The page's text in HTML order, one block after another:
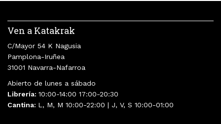
Ven a Katakrak
C/Mayor 54 K Nagusia
Pamplona-Iruñea
31001 Navarra-Nafarroa
Abierto de lunes a sábado
Librería: 10:00-14:00 17:00-20:30
Cantina: L, M, M 10:00-22:00 | J, V, S 10:00-01:00